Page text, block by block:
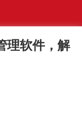
理软件，解